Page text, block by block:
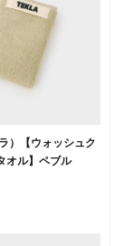
）【ウォッシュク
オル】ペブル